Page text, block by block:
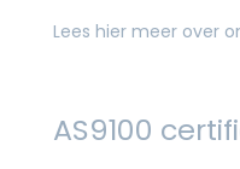
Lees hier meer over
AS9100